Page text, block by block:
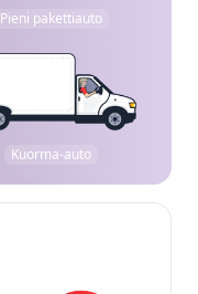
Pieni pakettiauto
Kuorma-auto